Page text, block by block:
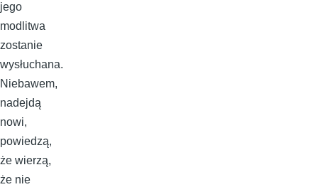
jego
modlitwa
zostanie
wysłuchana.
Niebawem,
nadejdą
nowi,
powiedzą,
że wierzą,
że nie